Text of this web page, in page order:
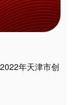
年天津市创